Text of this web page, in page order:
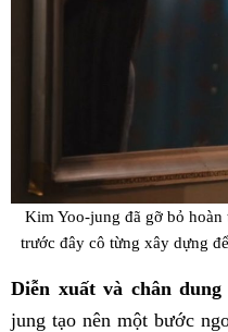
Kim Yoo-jung đã gỡ bỏ
trước đây cô từng xây dựng
Diễn xuất và chân
jung tạo nên một bước